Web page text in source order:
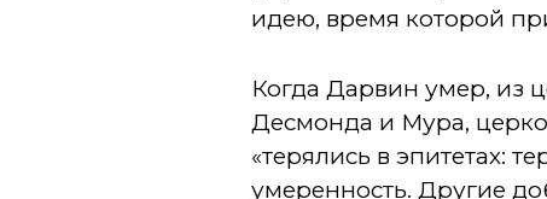
идею, время которой
Когда Дарвин умер, из
Десмонда и Мура,
«терялись в эпитетах:
умеренность. Другие